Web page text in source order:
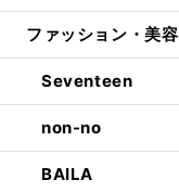
ファッション・美容
Seventeen
non-no
BAILA